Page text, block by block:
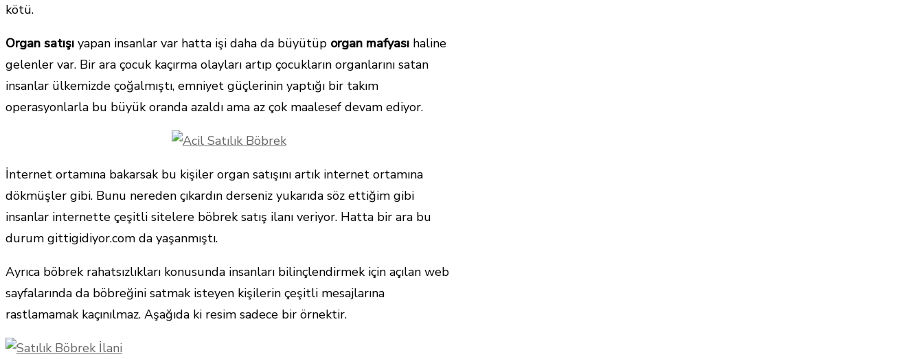
kötü.
Organ satışı yapan insanlar var hatta işi daha da büyütüp organ mafyası haline
gelenler var. Bir ara çocuk kaçırma olayları artıp çocukların organlarını satan
insanlar ülkemizde çoğalmıştı, emniyet güçlerinin yaptığı bir takım
operasyonlarla bu büyük oranda azaldı ama az çok maalesef devam ediyor.
İnternet ortamına bakarsak bu kişiler organ satışını artık internet ortamına
dökmüşler gibi. Bunu nereden çıkardın derseniz yukarıda söz ettiğim gibi
insanlar internette çeşitli sitelere böbrek satış ilanı veriyor. Hatta bir ara bu
durum gittigidiyor.com da yaşanmıştı.
Ayrıca böbrek rahatsızlıkları konusunda insanları bilinçlendirmek için açılan web
sayfalarında da böbreğini satmak isteyen kişilerin çeşitli mesajlarına
rastlamamak kaçınılmaz. Aşağıda ki resim sadece bir örnektir.